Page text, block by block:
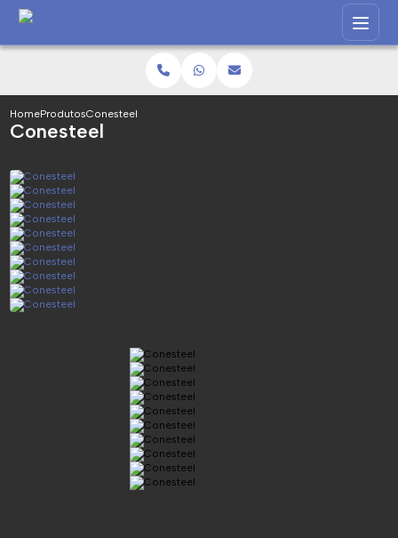
HomeProdutosConesteel
Conesteel